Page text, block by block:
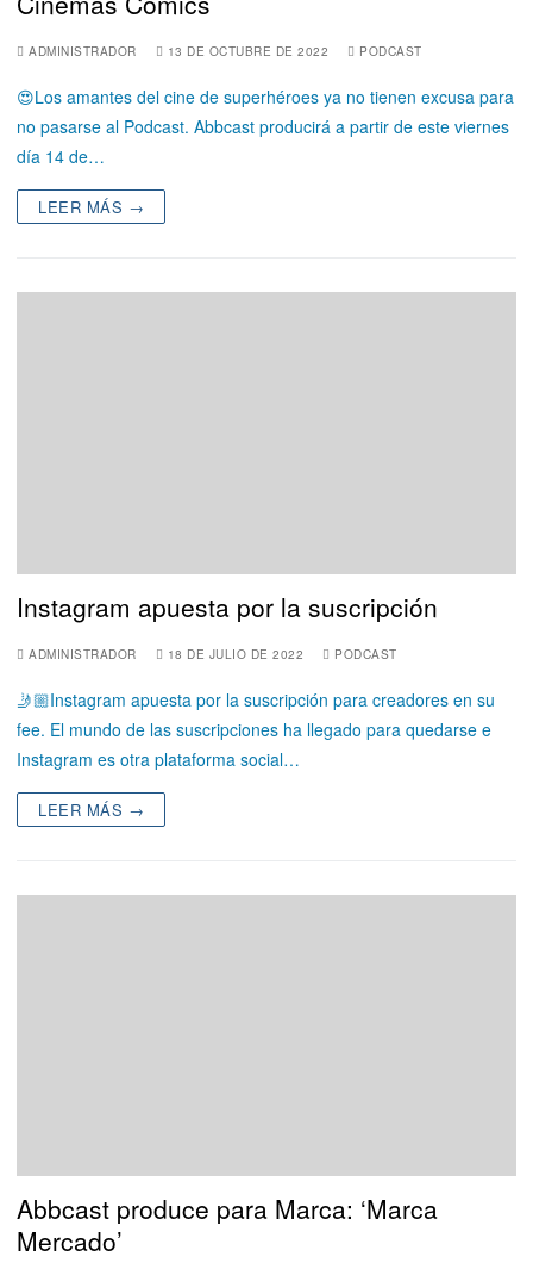
ADMINISTRADOR 13 DE OCTUBRE DE 2022 PODCAST
😍Los amantes del cine de superhéroes ya no tienen excusa para
no pasarse al Podcast. Abbcast producirá a partir de este viernes
día 14 de…
LEER MÁS →
Instagram apuesta por la suscripción
ADMINISTRADOR 18 DE JULIO DE 2022 PODCAST
🤳🏼Instagram apuesta por la suscripción para creadores en su
fee. El mundo de las suscripciones ha llegado para quedarse e
Instagram es otra plataforma social…
LEER MÁS →
Abbcast produce para Marca: ‘Marca
Mercado’